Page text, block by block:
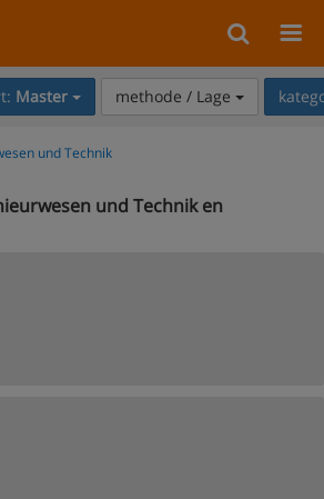
Master methode / Lage
und Technik
und Technik en